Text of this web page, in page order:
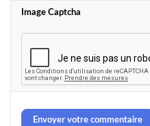
Image Captcha
Envoyer votre commentaire